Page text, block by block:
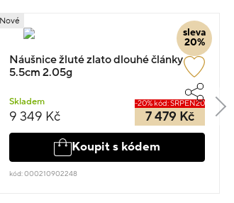
sleva
20%
Nové
Náušnice žluté zlato dlouhé články
5.5cm 2.05g
Skladem
9 349 Kč
-20% kód: SRPEN20
7 479 Kč
Koupit s kódem
kód: 000210902248